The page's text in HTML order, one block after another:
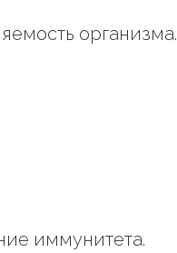
организма.
иммунитета.